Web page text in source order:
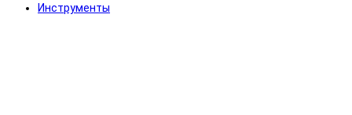
Инструменты